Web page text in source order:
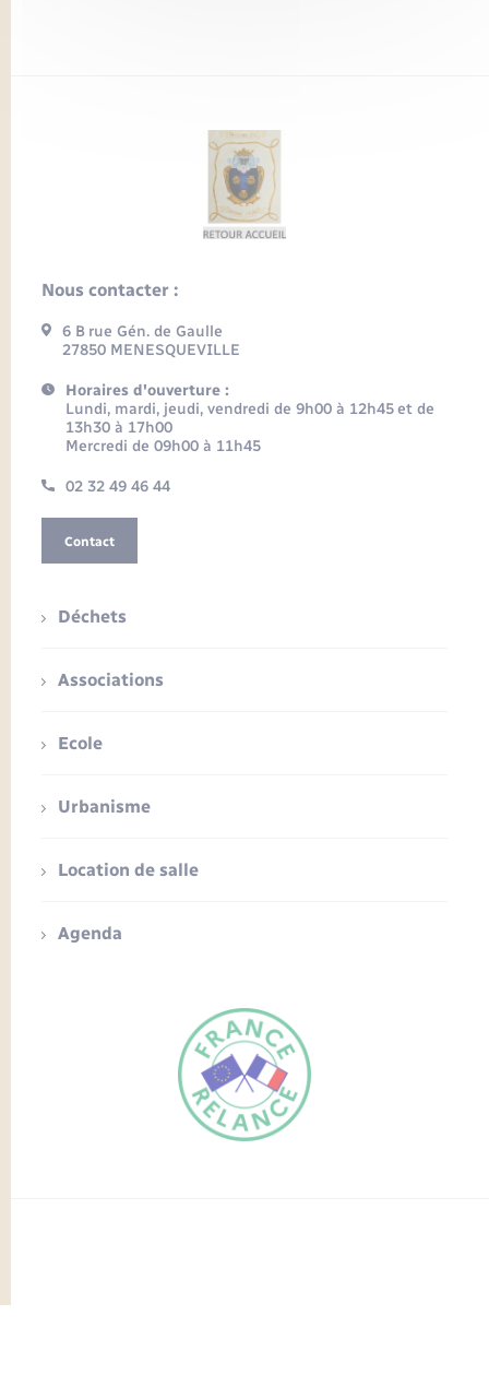
FR
Nous contacter :
6 B rue Gén. de Gaulle
27850 MENESQUEVILLE
Horaires d'ouverture :
Lundi, mardi, jeudi, vendredi de 9h00 à 12h45 et de
13h30 à 17h00
Mercredi de 09h00 à 11h45
02 32 49 46 44
Contact
Déchets
Associations
Ecole
Urbanisme
Location de salle
Agenda